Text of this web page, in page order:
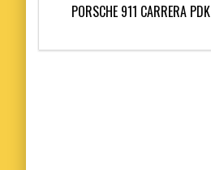
PORSCHE 911 CARRERA PDK